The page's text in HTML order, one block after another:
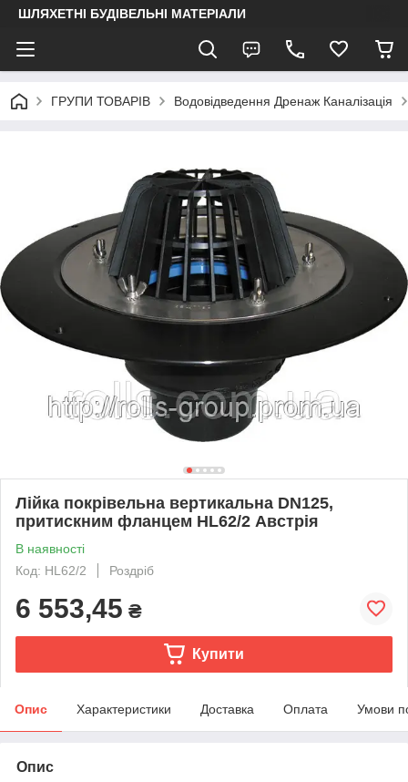
ШЛЯХЕТНІ БУДІВЕЛЬНІ МАТЕРІАЛИ
ГРУПИ ТОВАРІВ Водовідведення Дренаж Каналізація
Лійка покрівельна вертикальна DN125,
притискним фланцем HL62/2 Австрія
В наявності
Код: HL62/2
Роздріб
6 553,45 ₴
Купити
Опис Характеристики Доставка Оплата Умови
Опис